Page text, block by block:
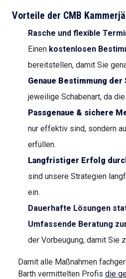
Vorteile der CMB
Rasche und flexible
Einen kostenlosen
bereitstellen, damit Sie
Genaue Bestimmung der
jeweilige Schabenart, da
Passgenaue & sichere
nur effektiv sind, sondern
erfüllen.
Langfristiger Erfolg
sind unsere Strategien
ein.
Dauerhafte Lösungen
Umfassende Beratung
der Vorbeugung, damit Sie
Damit alle Maßnahmen
Barth vermittelten Profis die